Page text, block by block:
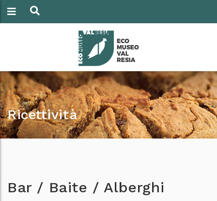
Ricettività
Bar / Baite / Alberghi